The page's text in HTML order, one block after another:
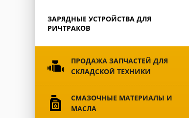
ЗАРЯДНЫЕ УСТРОЙСТВА ДЛЯ
РИЧТРАКОВ
ПРОДАЖА ЗАПЧАСТЕЙ ДЛЯ
СКЛАДСКОЙ ТЕХНИКИ
CМАЗОЧНЫЕ МАТЕРИАЛЫ И
МАСЛА